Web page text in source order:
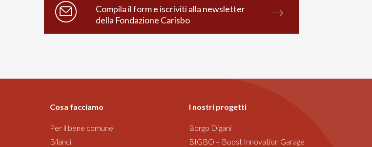
Compila il form e iscriviti alla newsletter
della Fondazione Carisbo
Cosa facciamo
Per il bene comune
Bilanci
I nostri progetti
Borgo Digani
BIGBO – Boost Innovation Garage